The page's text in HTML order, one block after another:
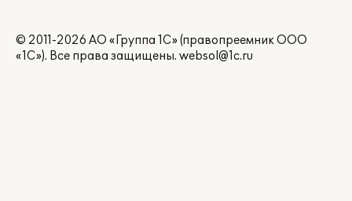
© 2011-2026 АО «Группа 1С» (правопреемник ООО
«1С»). Все права защищены. websol@1c.ru